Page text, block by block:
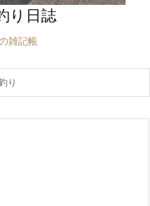
り日誌
雑記帳
り